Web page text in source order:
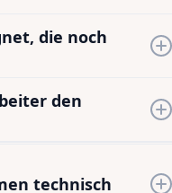
verdienen sich
sodass die
die noch
mit geringer
Bei zuvor inaktiven
den
Die
technisch